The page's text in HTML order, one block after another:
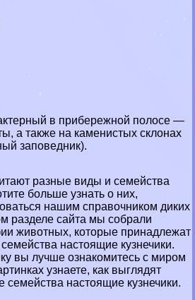
в прибережной полосе —
а также на каменистых склонах
заповедник).
разные виды и семейства
больше узнать о них,
нашим справочником диких
разделе сайта мы собрали
животных, которые принадлежат
настоящие кузнечики.
вы лучше ознакомитесь с миром
узнаете, как выглядят
семейства настоящие кузнечики.